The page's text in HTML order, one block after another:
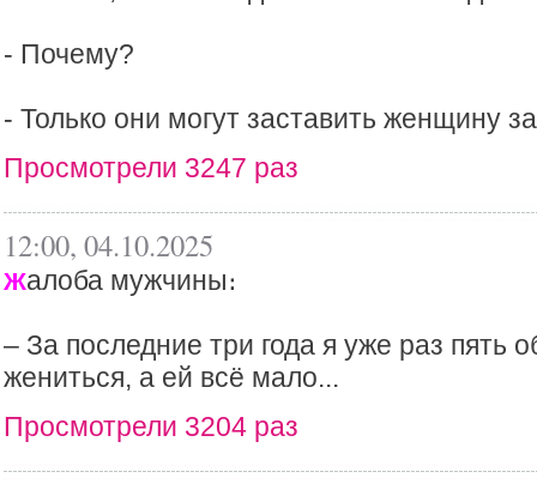
- Почему?
- Только они могут заставить женщину
Просмотрели 3247 раз
12:00, 04.10.2025
Жалоба мужчины։
– За последние три года я уже раз пять
жениться, а ей всё мало...
Просмотрели 3204 раз